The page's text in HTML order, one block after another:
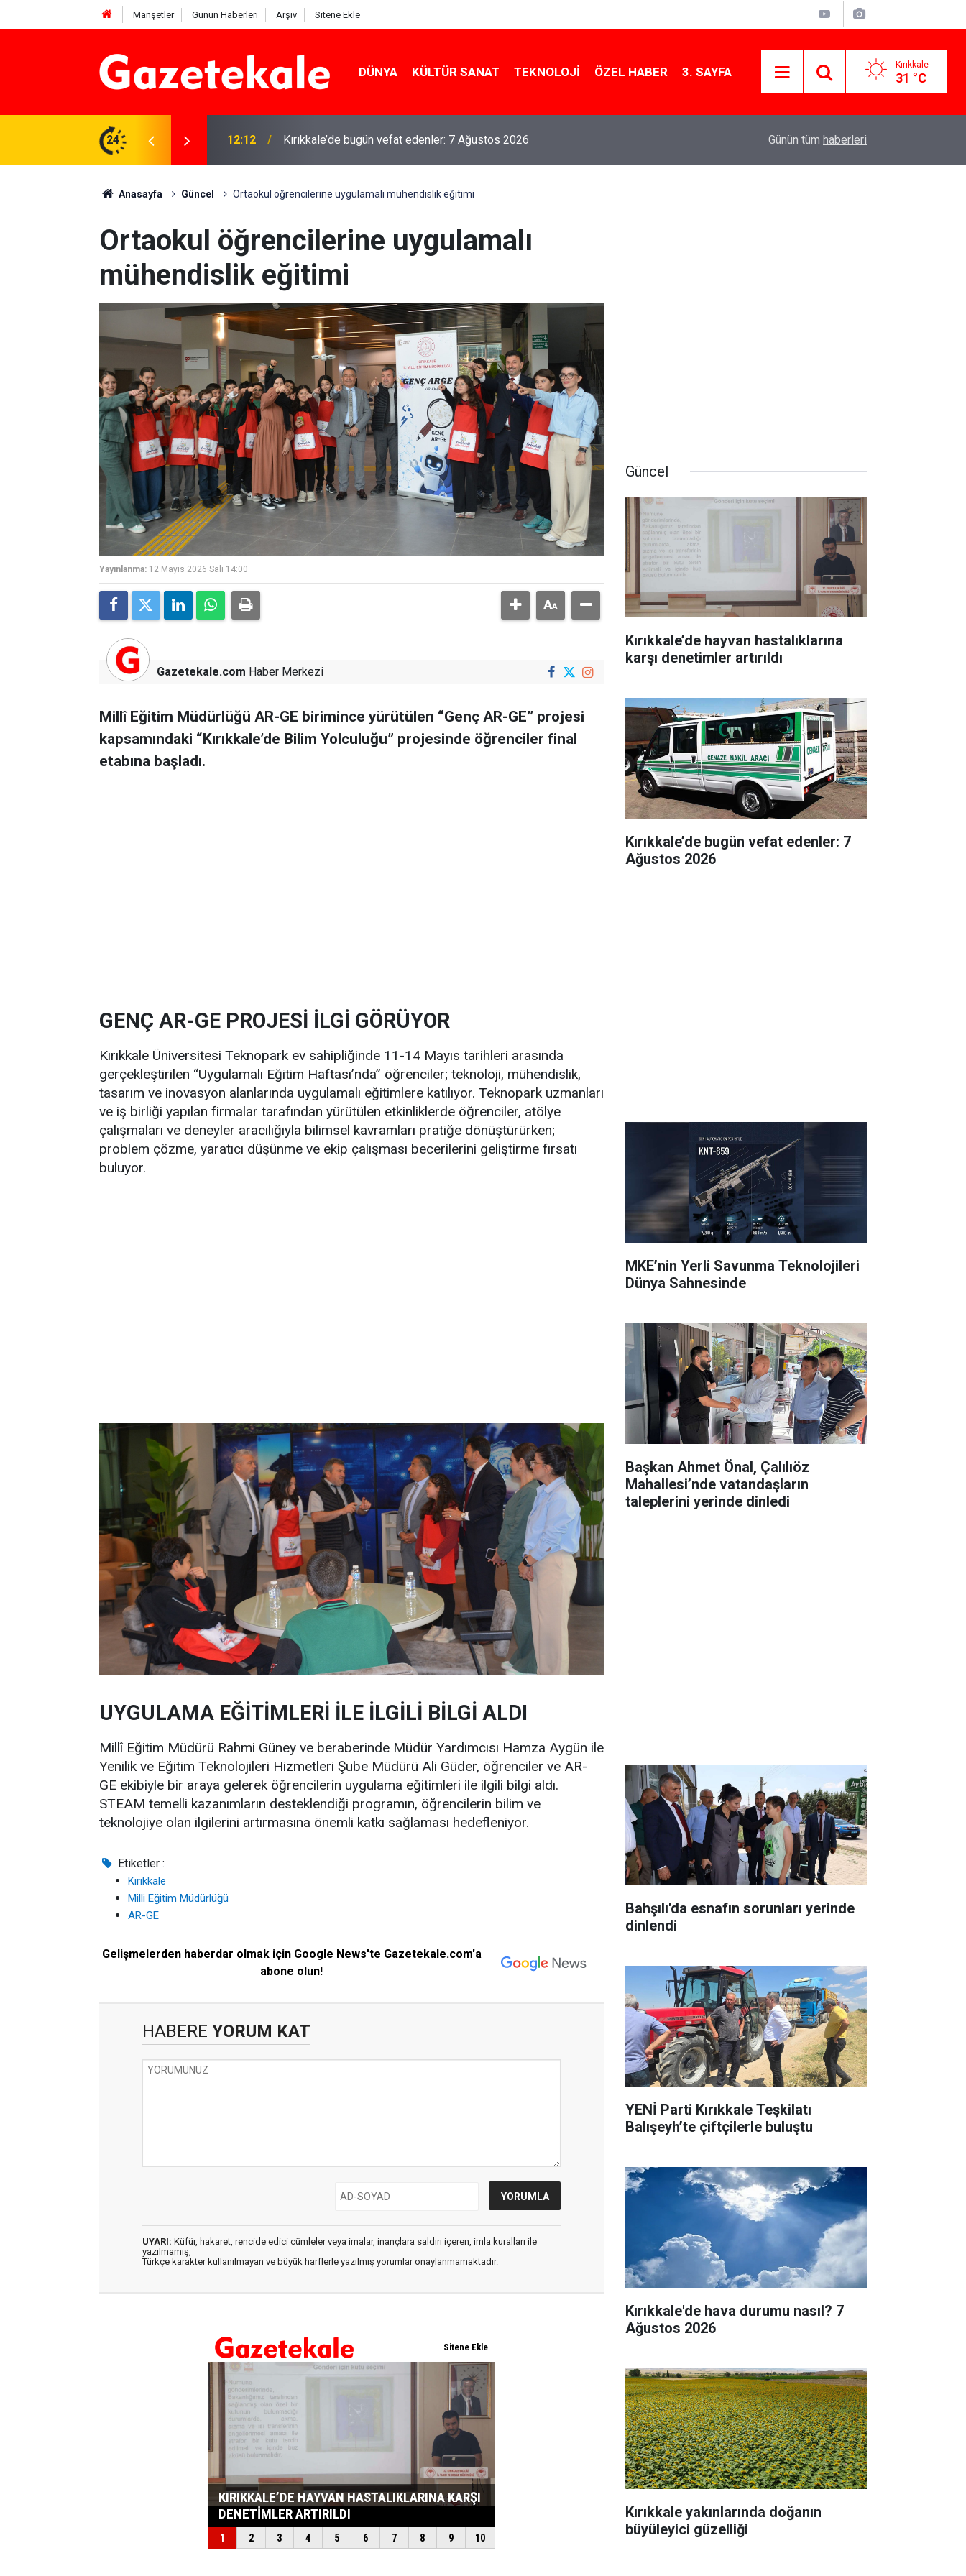
Manşetler Günün Haberleri Arşiv Sitene Ekle
DÜNYA KÜLTÜR SANAT TEKNOLOJI ÖZEL HABER 3. SAYFA Kırıkkale
31 °C
24
karşı denetimler artırıldı 12:12 Kırıkkale’de bugün vefat edenler: 7 Ağustos 2026 MKE’nin Yerli Savunma Teknolojileri Dünya
Günün tüm haberleri
Anasayfa Güncel Ortaokul öğrencilerine uygulamalı mühendislik eğitimi
Ortaokul öğrencilerine uygulamalı
mühendislik eğitimi
Yayınlanma: 12 Mayıs 2026 Salı 14:00
Gazetekale.com Haber Merkezi
Millî Eğitim Müdürlüğü AR-GE birimince yürütülen “Genç AR-GE” projesi
kapsamındaki “Kırıkkale’de Bilim Yolculuğu” projesinde öğrenciler final
etabına başladı.
GENÇ AR-GE PROJESİ İLGİ GÖRÜYOR
Kırıkkale Üniversitesi Teknopark ev sahipliğinde 11-14 Mayıs tarihleri arasında
gerçekleştirilen “Uygulamalı Eğitim Haftası’nda” öğrenciler; teknoloji, mühendislik,
tasarım ve inovasyon alanlarında uygulamalı eğitimlere katılıyor. Teknopark uzmanları
ve iş birliği yapılan firmalar tarafından yürütülen etkinliklerde öğrenciler, atölye
çalışmaları ve deneyler aracılığıyla bilimsel kavramları pratiğe dönüştürürken;
problem çözme, yaratıcı düşünme ve ekip çalışması becerilerini geliştirme fırsatı
buluyor.
UYGULAMA EĞİTİMLERİ İLE İLGİLİ BİLGİ ALDI
Millî Eğitim Müdürü Rahmi Güney ve beraberinde Müdür Yardımcısı Hamza Aygün ile
Yenilik ve Eğitim Teknolojileri Hizmetleri Şube Müdürü Ali Güder, öğrenciler ve AR-
GE ekibiyle bir araya gelerek öğrencilerin uygulama eğitimleri ile ilgili bilgi aldı.
STEAM temelli kazanımların desteklendiği programın, öğrencilerin bilim ve
teknolojiye olan ilgilerini artırmasına önemli katkı sağlaması hedefleniyor.
Etiketler :
Kırıkkale
Milli Eğitim Müdürlüğü
AR-GE
Gelişmelerden haberdar olmak için Google News'te Gazetekale.com'a
abone olun!
HABERE YORUM KAT
UYARI: Küfür, hakaret, rencide edici cümleler veya imalar, inançlara saldırı içeren, imla kuralları ile
yazılmamış,
Türkçe karakter kullanılmayan ve büyük harflerle yazılmış yorumlar onaylanmamaktadır.
Güncel
Kırıkkale’de hayvan hastalıklarına
karşı denetimler artırıldı
Kırıkkale’de bugün vefat edenler: 7
Ağustos 2026
MKE’nin Yerli Savunma Teknolojileri
Dünya Sahnesinde
Başkan Ahmet Önal, Çalılıöz
Mahallesi’nde vatandaşların
taleplerini yerinde dinledi
Bahşılı'da esnafın sorunları yerinde
dinlendi
YENİ Parti Kırıkkale Teşkilatı
Balışeyh’te çiftçilerle buluştu
Kırıkkale'de hava durumu nasıl? 7
Ağustos 2026
Kırıkkale yakınlarında doğanın
büyüleyici güzelliği